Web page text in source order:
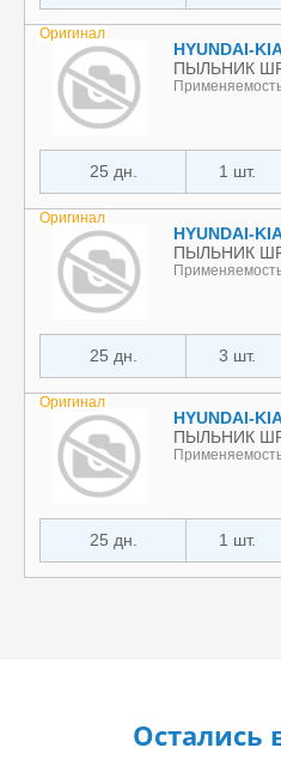
Оригинал
HYUNDAI-
ПЫЛЬНИК
25 дн. 1 шт.
Оригинал
HYUNDAI-
ПЫЛЬНИК
25 дн. 3 шт.
Оригинал
HYUNDAI-
ПЫЛЬНИК
25 дн. 1 шт.
Остались